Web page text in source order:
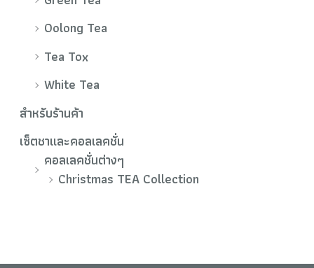
Oolong Tea
Tea Tox
White Tea
สำหรับร้านค้า
เซ็ตชาและคอลเลคชั่น
คอลเลคชั่นต่างๆ
Christmas TEA Collection